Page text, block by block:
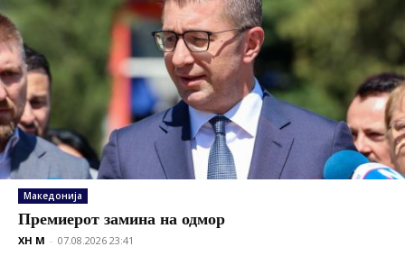
Македонија
Премиерот замина на одмор
XH M - 07.08.2026 23:41